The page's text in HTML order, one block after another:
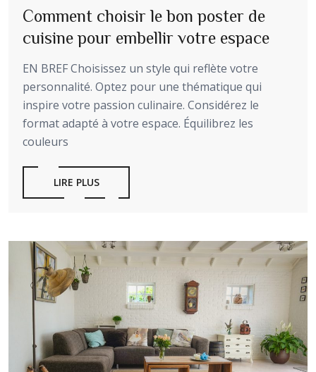
Comment choisir le bon poster de
cuisine pour embellir votre espace
EN BREF Choisissez un style qui reflète votre
personnalité. Optez pour une thématique qui
inspire votre passion culinaire. Considérez le
format adapté à votre espace. Équilibrez les
couleurs
LIRE PLUS